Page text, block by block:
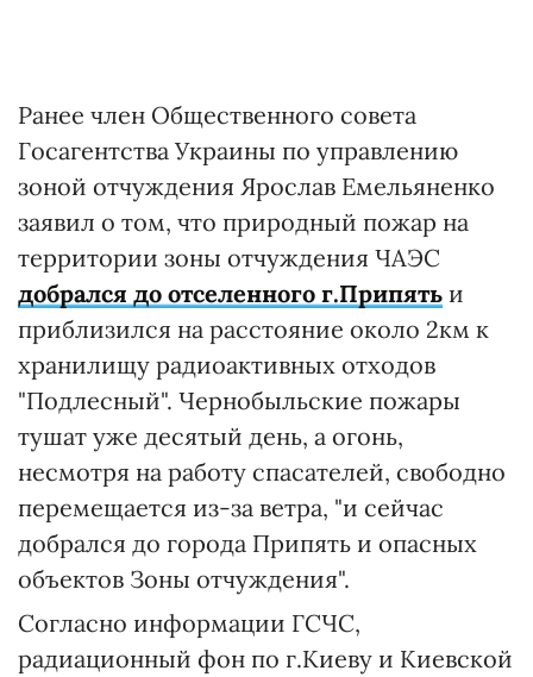
Ранее член Общественного совета
Госагентства Украины по управлению
зоной отчуждения Ярослав Емельяненко
заявил о том, что природный пожар на
территории зоны отчуждения ЧАЭС
добрался до отселенного г.Припять и
приблизился на расстояние около 2км к
хранилищу радиоактивных отходов
"Подлесный". Чернобыльские пожары
тушат уже десятый день, а огонь,
несмотря на работу спасателей, свободно
перемещается из-за ветра, "и сейчас
добрался до города Припять и опасных
объектов Зоны отчуждения".
Согласно информации ГСЧС,
радиационный фон по г.Киеву и Киевской